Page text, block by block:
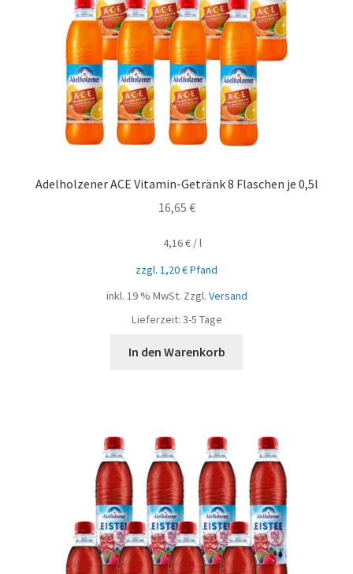
Adelholzener ACE Vitamin-Getränk 8 Flaschen je 0,5l
16,65 €
4,16€/l
zzgl. 1,20€Pfand
inkl. 19 % MwSt. Zzgl. Versand
Lieferzeit: 3-5 Tage
In den Warenkorb